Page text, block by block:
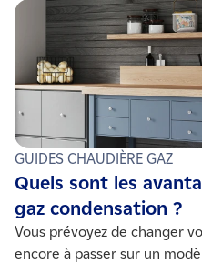
GUIDES CHAUDIÈRE GAZ
Quels sont les
gaz condensation ?
Vous prévoyez de changer
encore à passer sur un